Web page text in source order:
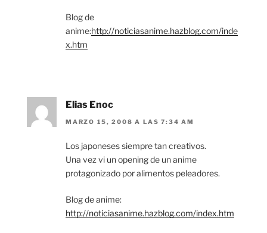
Blog de
anime:http://noticiasanime.hazblog.com/inde
x.htm
Elias Enoc
MARZO 15, 2008 A LAS 7:34 AM
Los japoneses siempre tan creativos.
Una vez vi un opening de un anime
protagonizado por alimentos peleadores.
Blog de anime:
http://noticiasanime.hazblog.com/index.htm